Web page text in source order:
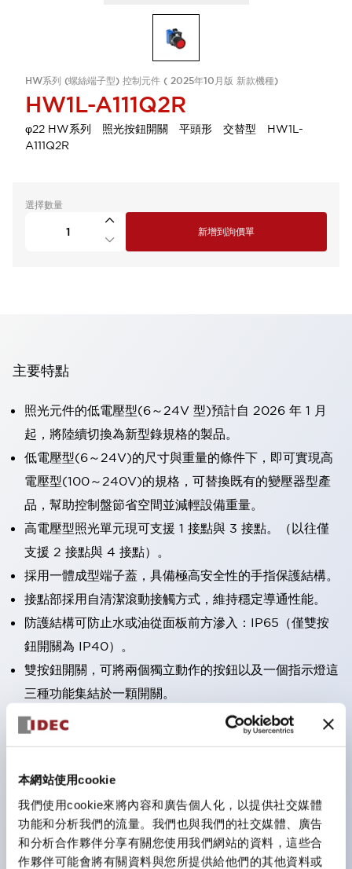
本網站使用cookie
我們使用cookie來將內容和廣告個人化，以提供社交媒體
功能和分析我們的流量。我們也與我們的社交媒體、廣告
和分析合作夥伴分享有關您使用我們網站的資料，這些合
作夥伴可能會將有關資料與您所提供給他們的其他資料或
HW系列 (螺絲端子型) 控制元件 ( 2025年10月版 新款機種)
HW1L-A111Q2R
φ22 HW系列 照光按鈕開關 平頭形 交替型 HW1L-
A111Q2R
選擇數量
新增到詢價單
主要特點
照光元件的低電壓型(6～24V 型)預計自 2026 年 1 月
起，將陸續切換為新型錄規格的製品。
低電壓型(6～24V)的尺寸與重量的條件下，即可實現高
電壓型(100～240V)的規格，可替換既有的變壓器型產
品，幫助控制盤節省空間並減輕設備重量。
高電壓型照光單元現可支援 1 接點與 3 接點。（以往僅
支援 2 接點與 4 接點）。
採用一體成型端子蓋，具備極高安全性的手指保護結構。
接點部採用自清潔滾動接觸方式，維持穩定導通性能。
防護結構可防止水或油從面板前方滲入：IP65（僅雙按
鈕開關為 IP40）。
雙按鈕開關，可將兩個獨立動作的按鈕以及一個指示燈這
三種功能集結於一顆開關。
完整支援全球各地需求的多種電壓規格。
顏色。
支援色彩通用設計（CUD）：可清楚辨識正方平頭形指
示燈的亮燈/熄燈狀態，以及點燈時的顏色識別。
符合 ISO 3864-4 安全色規範：在危險或緊急狀況下，